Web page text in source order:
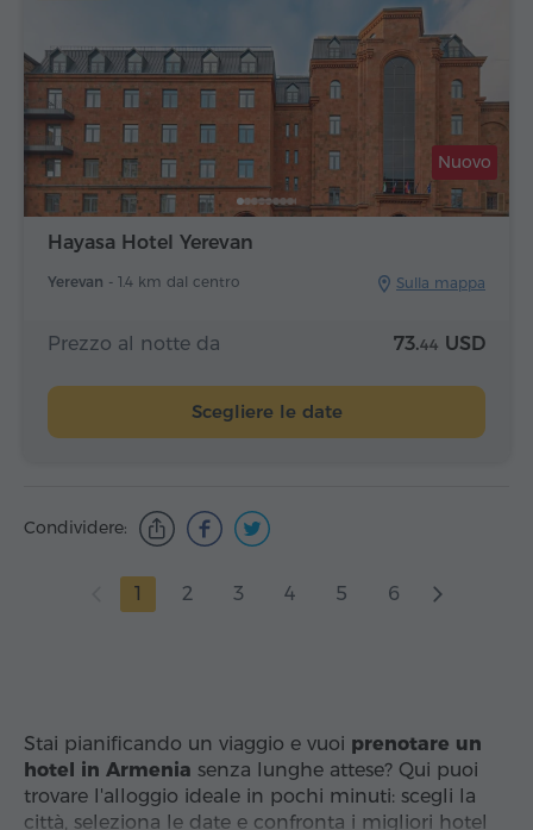
Hayasa Hotel Yerevan
Yerevan - 1.4 km dal centro Sulla mappa
Nuovo
Prezzo al notte da 73.44 USD
Scegliere le date
Condividere:
1 2 3 4 5 6
Stai pianificando un viaggio e vuoi prenotare un
hotel in Armenia senza lunghe attese? Qui puoi
trovare l'alloggio ideale in pochi minuti: scegli la
città, seleziona le date e confronta i migliori hotel